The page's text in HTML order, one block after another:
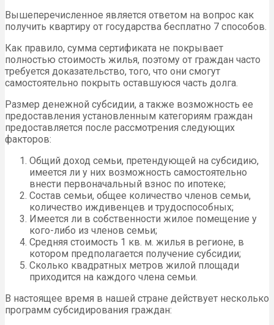
Вышеперечисленное является ответом на вопрос как
получить квартиру от государства бесплатно 7 способов.
Как правило, сумма сертификата не покрывает
полностью стоимость жилья, поэтому от граждан часто
требуется доказательство, того, что они смогут
самостоятельно покрыть оставшуюся часть долга.
Размер денежной субсидии, а также возможность ее
предоставления установленным категориям граждан
предоставляется после рассмотрения следующих
факторов:
Общий доход семьи, претендующей на субсидию,
имеется ли у них возможность самостоятельно
внести первоначальный взнос по ипотеке;
Состав семьи, общее количество членов семьи,
количество иждивенцев и трудоспособных;
Имеется ли в собственности жилое помещение у
кого-либо из членов семьи;
Средняя стоимость 1 кв. м. жилья в регионе, в
котором предполагается получение субсидии;
Сколько квадратных метров жилой площади
приходится на каждого члена семьи.
В настоящее время в нашей стране действует несколько
программ субсидирования граждан: